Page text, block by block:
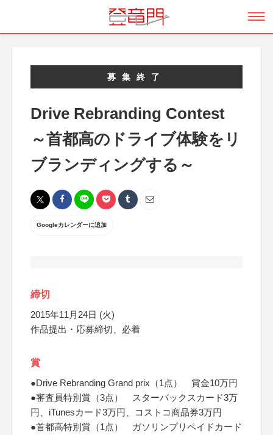
募集終了
Drive Rebranding Contest
～首都高のドライブ体験をリ
ブランディングする～
Googleカレンダーに追加
締切
2015年11月24日 (火)
作品提出・応募締切、必着
賞
●Drive Rebranding Grand prix（1点） 賞金10万円
●審査員特別賞（3点） スターバックスカード3万
円、iTunesカード3万円、コストコ商品券3万円
●首都高特別賞（1点） ガソリンプリペイドカード